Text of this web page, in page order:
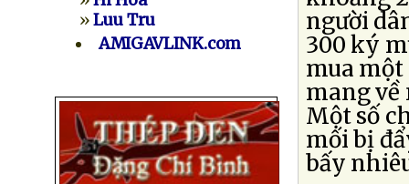
»Luu Tru
AMIGAVLINK.com
người
300 ký
mua
mang về
Một số
mối bị
bấy